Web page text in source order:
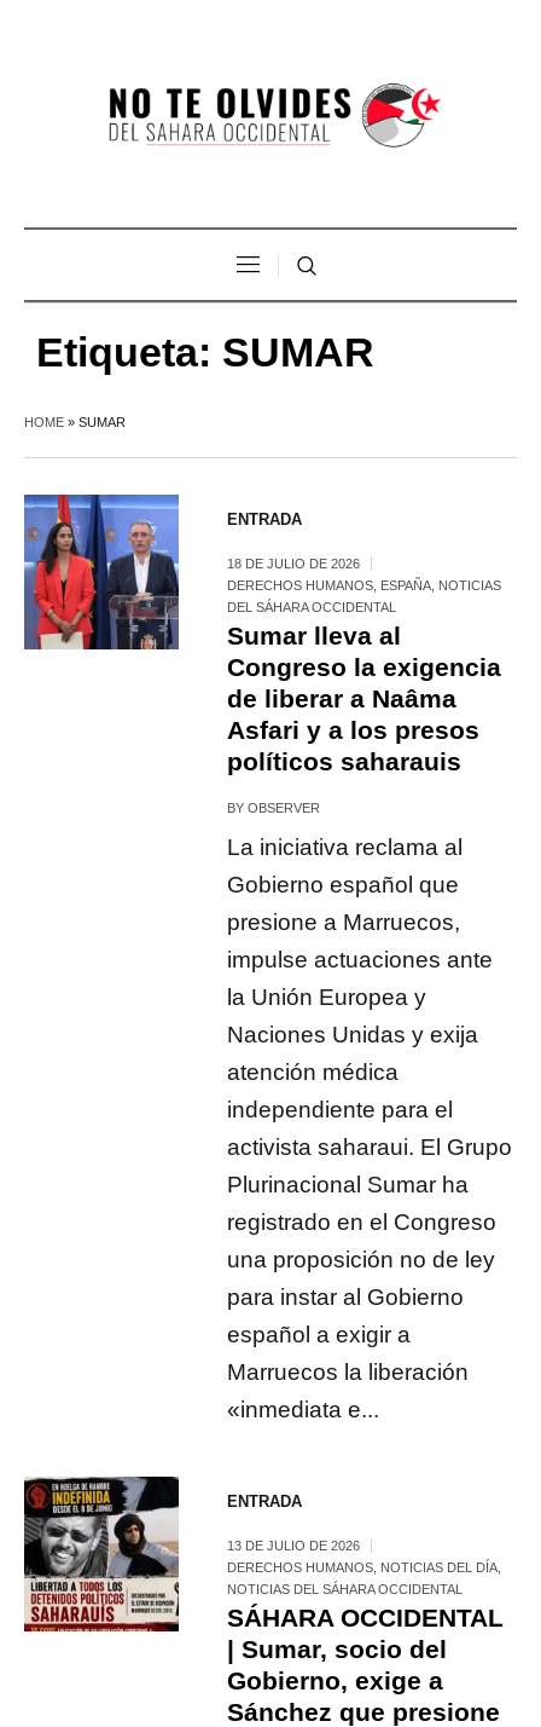
Etiqueta: SUMAR
HOME » SUMAR
ENTRADA
18 DE JULIO DE 2026
DERECHOS HUMANOS ESPAÑA NOTICIAS
DEL SÁHARA OCCIDENTAL
Sumar lleva al
Congreso la exigencia
de liberar a Naâma
Asfari y a los presos
políticos saharauis
BYOBSERVER
La iniciativa reclama al
Gobierno español que
presione a Marruecos,
impulse actuaciones ante
la Unión Europea y
Naciones Unidas y exija
atención médica
independiente para el
activista saharaui. El Grupo
Plurinacional Sumar ha
registrado en el Congreso
una proposición no de ley
para instar al Gobierno
español a exigir a
Marruecos la liberación
«inmediata e...
ENTRADA
13 DE JULIO DE 2026
DERECHOS HUMANOS NOTICIAS DEL DÍA
NOTICIAS DEL SÁHARA OCCIDENTAL
SÁHARA OCCIDENTAL
| Sumar, socio del
Gobierno, exige a
Sánchez que presione